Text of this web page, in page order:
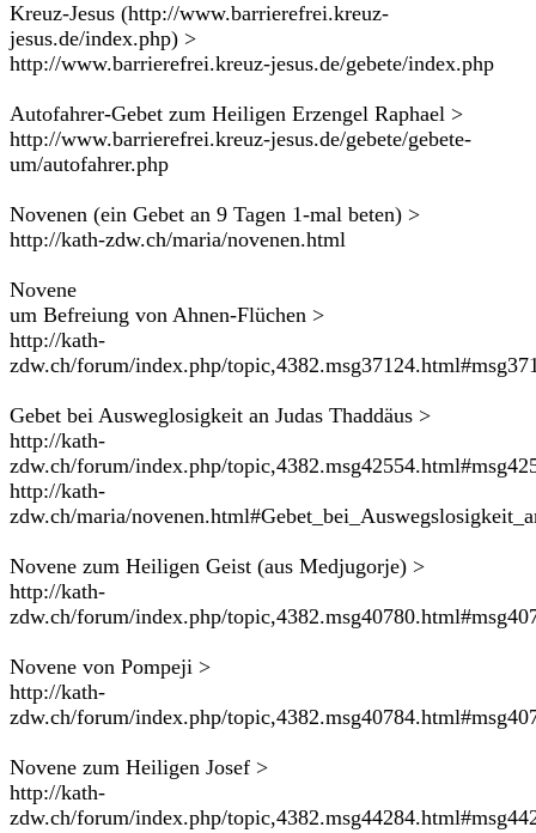
Kreuz-Jesus (http://www.barrierefrei.kreuz-
jesus.de/index.php) >
http://www.barrierefrei.kreuz-jesus.de/gebete/index.php
Autofahrer-Gebet zum Heiligen Erzengel Raphael >
http://www.barrierefrei.kreuz-jesus.de/gebete/gebete-
um/autofahrer.php
Novenen (ein Gebet an 9 Tagen 1-mal beten) >
http://kath-zdw.ch/maria/novenen.html
Novene
um Befreiung von Ahnen-Flüchen >
http://kath-
zdw.ch/forum/index.php/
Gebet bei Ausweglosigkeit an Judas Thaddäus >
http://kath-
zdw.ch/forum/index.php/
http://kath-
zdw.ch/maria/
Novene zum Heiligen Geist (aus Medjugorje) >
http://kath-
zdw.ch/forum/index.php/
Novene von Pompeji >
http://kath-
zdw.ch/forum/index.php/
Novene zum Heiligen Josef >
http://kath-
zdw.ch/forum/index.php/